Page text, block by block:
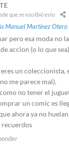
que se escribió esto
Manuel Martínez Otero
pero esa moda no
accion (o lo que
un coleccionista,
me parece mal).
no tener el
un comic es
ahora ya no
recuerdos